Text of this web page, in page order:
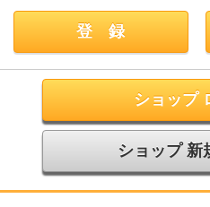
ショップ
ショップ 新